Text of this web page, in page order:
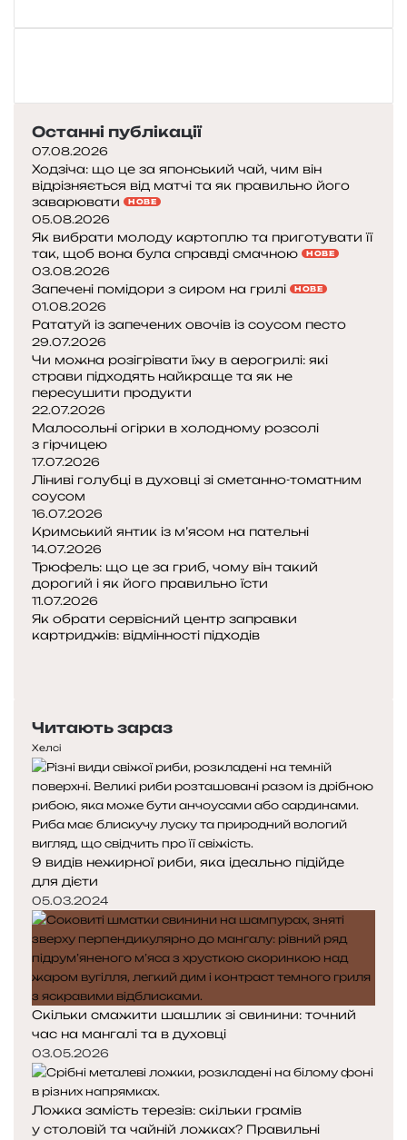
Останні публікації
07.08.2026
Ходзіча: що це за японський чай, чим він
відрізняється від матчі та як правильно його
заварювати
НОВЕ
05.08.2026
Як вибрати молоду картоплю та приготувати її
так, щоб вона була справді смачною
НОВЕ
03.08.2026
Запечені помідори з сиром на грилі НОВЕ
01.08.2026
Рататуй із запечених овочів із соусом песто
29.07.2026
Чи можна розігрівати їжу в аерогрилі: які
страви підходять найкраще та як не
пересушити продукти
22.07.2026
Малосольні огірки в холодному розсолі
з гірчицею
17.07.2026
Ліниві голубці в духовці зі сметанно-томатним
соусом
16.07.2026
Кримський янтик із м’ясом на пательні
14.07.2026
Трюфель: що це за гриб, чому він такий
дорогий і як його правильно їсти
11.07.2026
Як обрати сервісний центр заправки
картриджів: відмінності підходів
Читають зараз
Хелсі
9 видів нежирної риби, яка ідеально підійде
для дієти
05.03.2024
Скільки смажити шашлик зі свинини: точний
час на мангалі та в духовці
03.05.2026
Ложка замість терезів: скільки грамів
у столовій та чайній ложках? Правильні